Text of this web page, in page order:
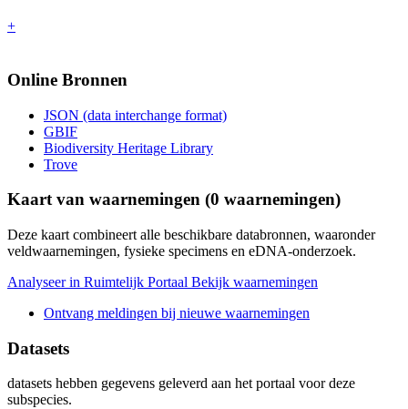
+
Online Bronnen
JSON (data interchange format)
GBIF
Biodiversity Heritage Library
Trove
Kaart van waarnemingen (0 waarnemingen)
Deze kaart combineert alle beschikbare databronnen, waaronder
veldwaarnemingen, fysieke specimens en eDNA-onderzoek.
Analyseer in Ruimtelijk Portaal Bekijk waarnemingen
Ontvang meldingen bij nieuwe waarnemingen
Datasets
datasets hebben gegevens geleverd aan het portaal voor deze
subspecies.